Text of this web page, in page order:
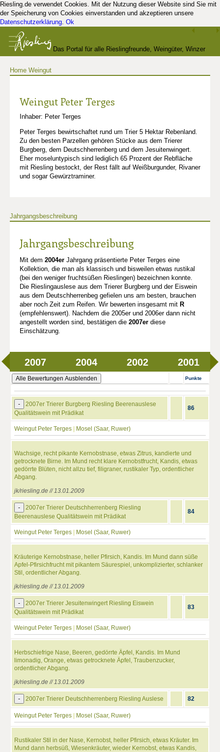
Riesling.de verwendet Cookies. Mit der Nutzung dieser Website sind Sie mit
der Speicherung von Cookies einverstanden und akzeptieren unsere
Datenschutzerklärung. Ok
Das Portal für alle Rieslingfreunde, Weingüter, Winzer
Home Weingut
Weingut Peter Terges
Inhaber: Peter Terges
Peter Terges bewirtschaftet rund um Trier 5 Hektar Rebenland.
Zu den besten Parzellen gehören Stücke aus dem Trierer
Burgberg, dem Deutschherrenberg und dem Jesuitenwingert.
Eher moseluntypisch sind lediglich 65 Prozent der Rebfläche
mit Riesling bestockt, der Rest fällt auf Weißburgunder, Rivaner
und sogar Gewürztraminer.
Jahrgangsbeschreibung
Jahrgangsbeschreibung
Mit dem 2004er Jahrgang präsentierte Peter Terges eine
Kollektion, die man als klassisch und bisweilen etwas rustikal
(bei den weniger fruchtsüßen Rieslingen) bezeichnen konnte.
Die Rieslingauslese aus dem Trierer Burgberg und der Eiswein
aus dem Deutschherrenbeg gefielen uns am besten, brauchen
aber noch Zeit zum Reifen. Wir bewerten insgesamt mit R
(empfehlenswert). Nachdem die 2005er und 2006er dann nicht
angestellt worden sind, bestätigen die 2007er diese
Einschätzung.
2007 2004 2002 2001
Alle Bewertungen Ausblenden Punkte
-
2007er Trierer Burgberg Riesling Beerenauslese
Qualitätswein mit Prädikat
86
Weingut Peter Terges Mosel (Saar, Ruwer)
Wachsige, recht pikante Kernobstnase, etwas Zitrus, kandierte und
getrocknete Birne. Im Mund recht klare Kernobstfrucht, Kandis, etwas
gedörrte Blüten, nicht allzu tief, filigraner, rustikaler Typ, ordentlicher
Abgang.
jk/riesling.de // 13.01.2009
-
2007er Trierer Deutschherrenberg Riesling
Beerenauslese Qualitätswein mit Prädikat
84
Weingut Peter Terges Mosel (Saar, Ruwer)
Kräuterige Kernobstnase, heller Pfirsich, Kandis. Im Mund dann süße
Apfel-Pfirsichfrucht mit pikantem Säurespiel, unkomplizierter, schlanker
Stil, ordentlicher Abgang.
jk/riesling.de // 13.01.2009
-
2007er Trierer Jesuitenwingert Riesling Eiswein
Qualitätswein mit Prädikat
83
Weingut Peter Terges Mosel (Saar, Ruwer)
Herbschiefrige Nase, Beeren, gedörrte Äpfel, Kandis. Im Mund
limonadig, Orange, etwas getrocknete Äpfel, Traubenzucker,
ordentlicher Abgang.
jk/riesling.de // 13.01.2009
- 2007er Trierer Deutschherrenberg Riesling Auslese 82
Weingut Peter Terges Mosel (Saar, Ruwer)
Rustikaler Stil in der Nase, Kernobst, heller Pfirsich, etwas Kräuter. Im
Mund dann herbsüß, Wiesenkräuter, wieder Kernobst, etwas Kandis,